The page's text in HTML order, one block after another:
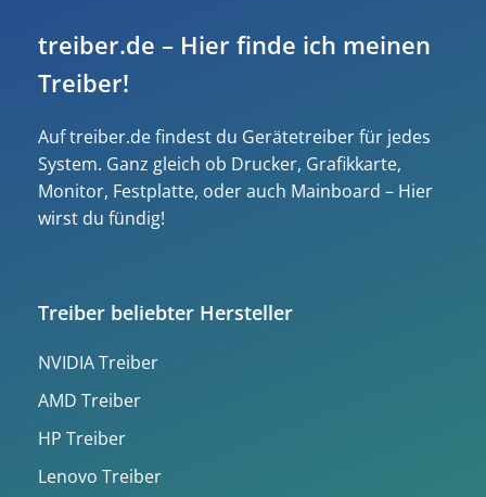
treiber.de – Hier finde ich meinen
Treiber!
Auf treiber.de findest du Gerätetreiber für jedes
System. Ganz gleich ob Drucker, Grafikkarte,
Monitor, Festplatte, oder auch Mainboard – Hier
wirst du fündig!
Treiber beliebter Hersteller
NVIDIA Treiber
AMD Treiber
HP Treiber
Lenovo Treiber